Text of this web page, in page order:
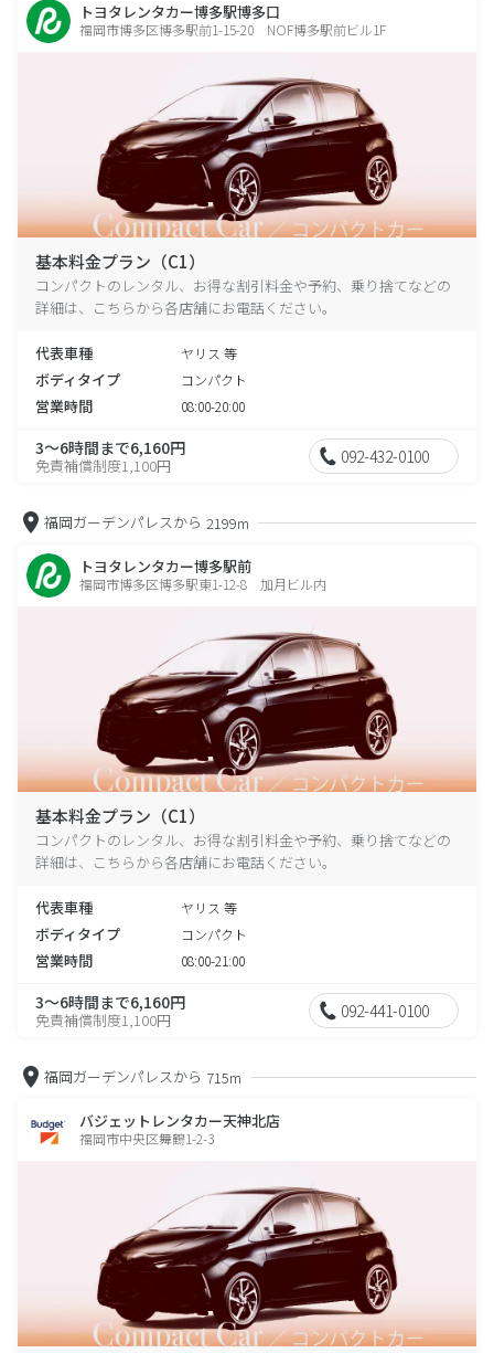
トヨタレンタカー博多駅博多口
福岡市博多区博多駅前1-15-20 NOF博多駅前ビル1F
基本料金プラン（C1）
コンパクトのレンタル、お得な割引料金や予約、乗り捨てなどの
詳細は、こちらから各店舗にお電話ください。
代表車種 ヤリス 等
ボディタイプ コンパクト
営業時間 08:00-20:00
3～6時間まで6,160円
免責補償制度1,100円 092-432-0100
福岡ガーデンパレスから 2199m
トヨタレンタカー博多駅前
福岡市博多区博多駅東1-12-8 加月ビル内
基本料金プラン（C1）
コンパクトのレンタル、お得な割引料金や予約、乗り捨てなどの
詳細は、こちらから各店舗にお電話ください。
代表車種 ヤリス 等
ボディタイプ コンパクト
営業時間 08:00-21:00
3～6時間まで6,160円
免責補償制度1,100円 092-441-0100
福岡ガーデンパレスから 715m
バジェットレンタカー天神北店
福岡市中央区舞鶴1-2-3